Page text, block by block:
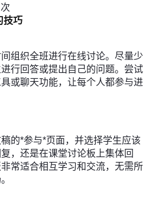
技巧
组织全班进行在线讨论。尽量少
行回答或提出自己的问题。尝试
或聊天功能，让每个人都参与进
的*参与*页面，并选择学生应该
，还是在课堂讨论板上集体回
常适合相互学习和交流，无需所